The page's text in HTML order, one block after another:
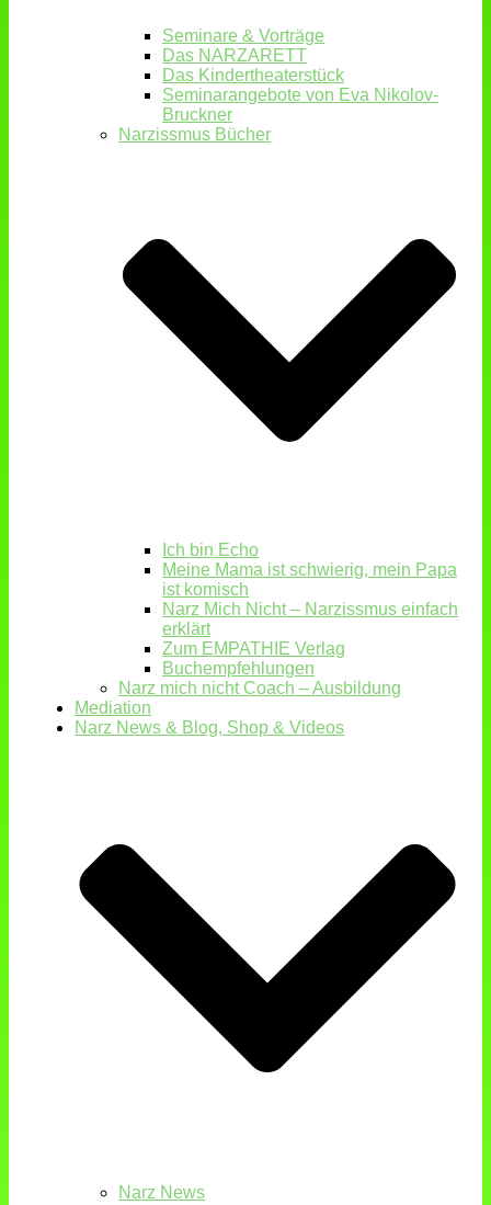
Seminare & Vorträge
Das NARZARETT
Das Kindertheaterstück
Seminarangebote von Eva Nikolov-
Bruckner
Narzissmus Bücher
Ich bin Echo
Meine Mama ist schwierig, mein Papa
ist komisch
Narz Mich Nicht – Narzissmus einfach
erklärt
Zum EMPATHIE Verlag
Buchempfehlungen
Narz mich nicht Coach – Ausbildung
Mediation
Narz News & Blog, Shop & Videos
Narz News